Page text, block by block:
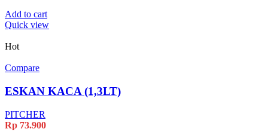
Add to cart
Quick view
Hot
Compare
ESKAN KACA (1,3LT)
PITCHER
Rp 73.900